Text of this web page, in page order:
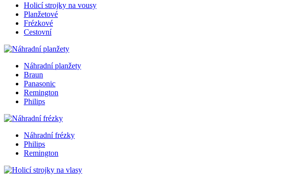
Holicí strojky na vousy
Planžetové
Frézkové
Cestovní
Náhradní planžety
Braun
Panasonic
Remington
Philips
Náhradní frézky
Philips
Remington